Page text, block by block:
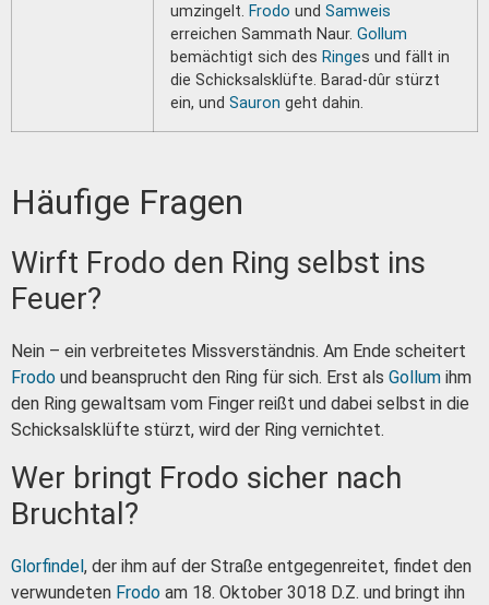
umzingelt. Frodo und Samweis
erreichen Sammath Naur. Gollum
bemächtigt sich des Ringes und fällt in
die Schicksalsklüfte. Barad-dûr stürzt
ein, und Sauron geht dahin.
Häufige Fragen
Wirft Frodo den Ring selbst ins
Feuer?
Nein – ein verbreitetes Missverständnis. Am Ende scheitert
Frodo und beansprucht den Ring für sich. Erst als Gollum ihm
den Ring gewaltsam vom Finger reißt und dabei selbst in die
Schicksalsklüfte stürzt, wird der Ring vernichtet.
Wer bringt Frodo sicher nach
Bruchtal?
Glorfindel, der ihm auf der Straße entgegenreitet, findet den
verwundeten Frodo am 18. Oktober 3018 D.Z. und bringt ihn